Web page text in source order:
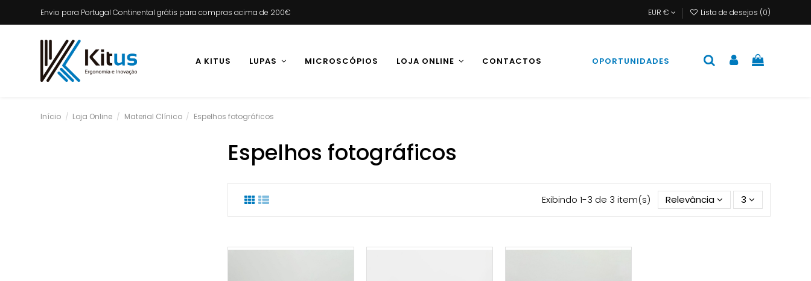
Envio para Portugal Continental grátis para compras acima de 200€ EUR € Lista de desejos (0)
A KITUS LUPAS MICROSCÓPIOS LOJA ONLINE CONTACTOS OPORTUNIDADES
Início Loja Online Material Clínico Espelhos fotográficos
Espelhos fotográficos
Exibindo 1-3 de 3 item(s) Relevância 3